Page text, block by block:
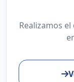
Realizamos